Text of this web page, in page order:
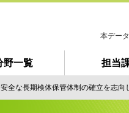
野一覧 担当
は
め
て
本デー
全な長期検体保管体制の確立を志